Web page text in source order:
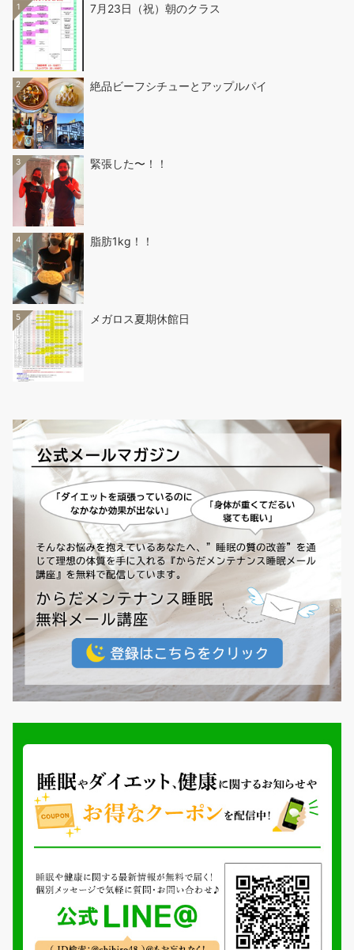
1 7月23日（祝）朝のクラス
2 絶品ビーフシチューとアップルパイ
3 緊張した〜！！
4 脂肪1kg！！
5 メガロス夏期休館日